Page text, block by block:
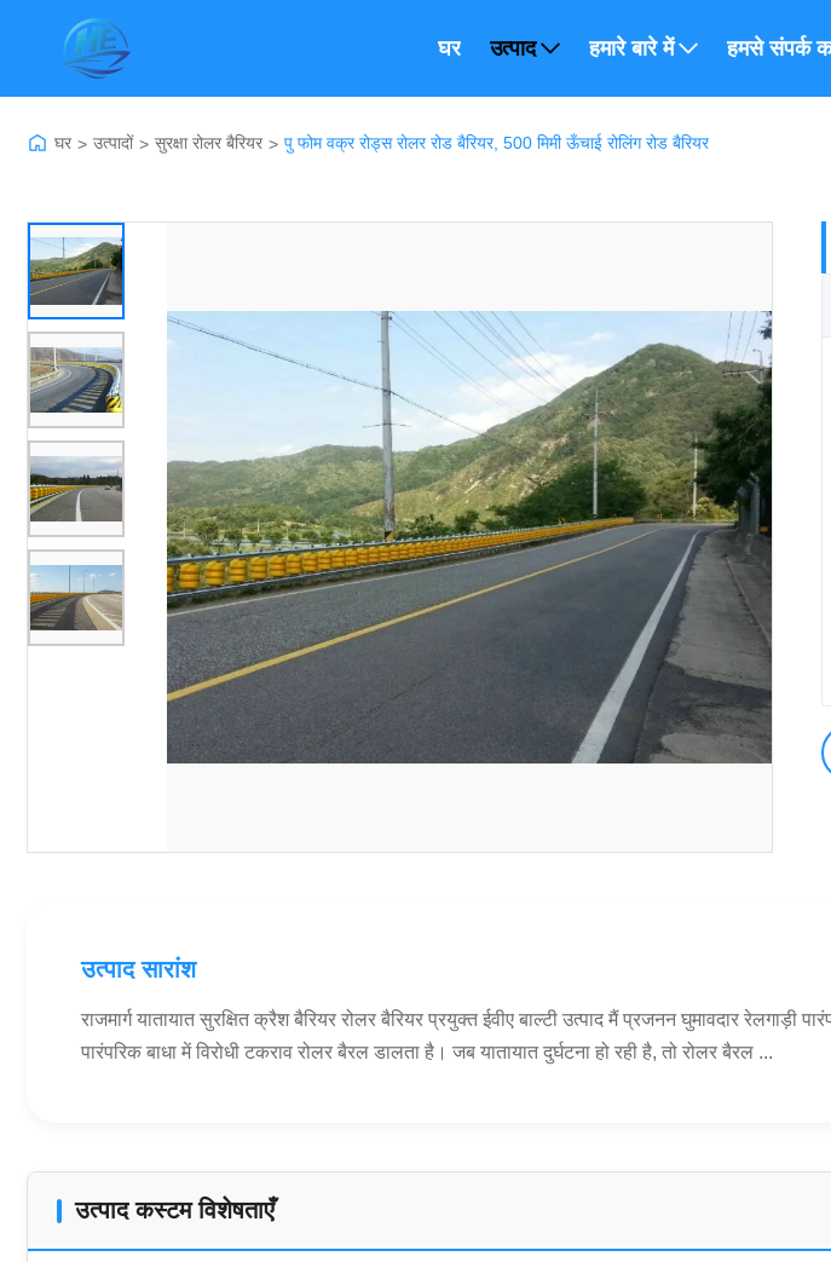
घर उत्पाद हमारे बारे में हमसे संपर्क
घर > उत्पादों > सुरक्षा रोलर बैरियर > पु फोम वक्र रोड्स रोलर रोड बैरियर, 500 मिमी ऊँचाई रोलिंग रोड बैरियर
उत्पाद सारांश
राजमार्ग यातायात सुरक्षित क्रैश बैरियर रोलर बैरियर प्रयुक्त ईवीए बाल्टी उत्पाद मैं प्रजनन घुमावदार
पारंपरिक बाधा में विरोधी टकराव रोलर बैरल डालता है। जब यातायात दुर्घटना हो रही है, तो रोलर बैरल ...
उत्पाद कस्टम विशेषताएँ